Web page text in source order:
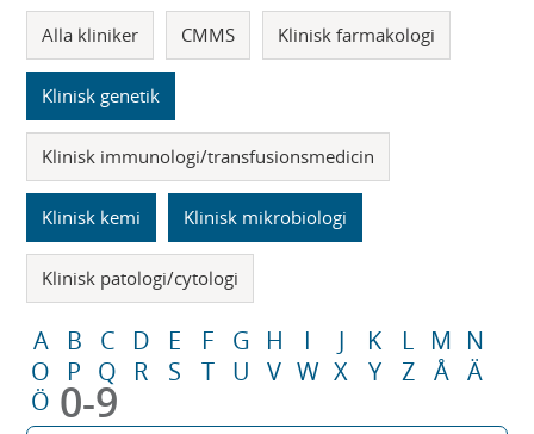
Alla kliniker CMMS Klinisk farmakologi
Klinisk genetik
Klinisk immunologi/transfusionsmedicin
Klinisk kemi Klinisk mikrobiologi
Klinisk patologi/cytologi
A B C D E F G H I J K L M N
O
P Q R S T U V W X Y Z Å Ä
Ö 0-9